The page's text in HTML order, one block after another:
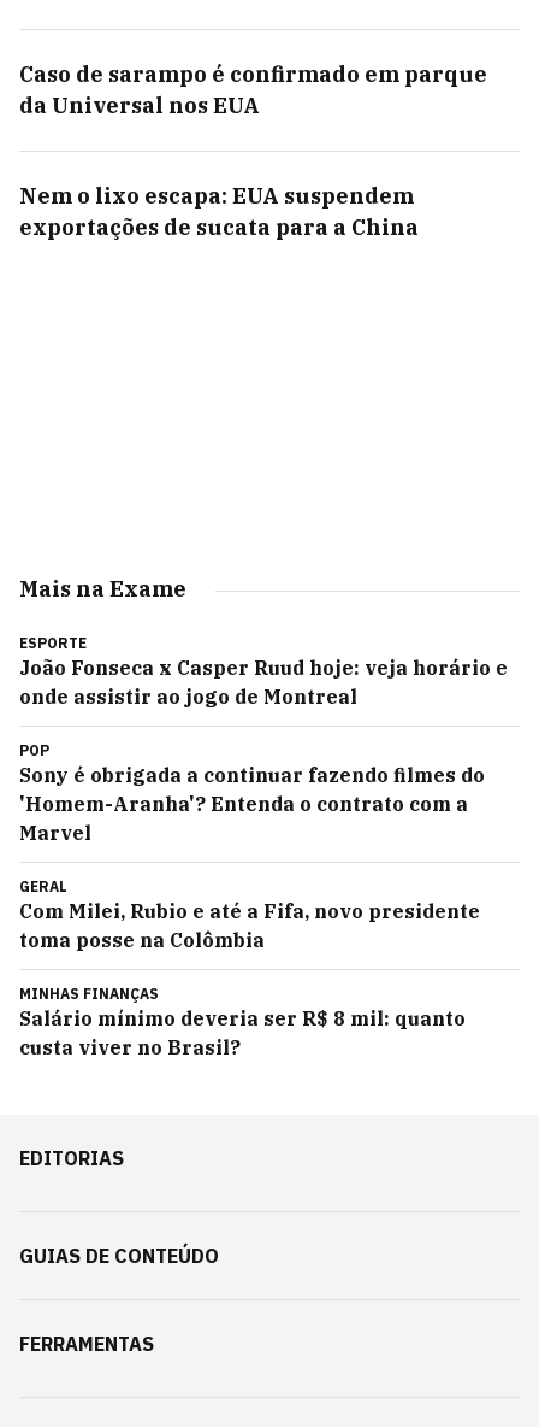
Caso de sarampo é confirmado em parque
da Universal nos EUA
Nem o lixo escapa: EUA suspendem
exportações de sucata para a China
Mais na Exame
ESPORTE
João Fonseca x Casper Ruud hoje: veja horário e
onde assistir ao jogo de Montreal
POP
Sony é obrigada a continuar fazendo filmes do
'Homem-Aranha'? Entenda o contrato com a
Marvel
GERAL
Com Milei, Rubio e até a Fifa, novo presidente
toma posse na Colômbia
MINHAS FINANÇAS
Salário mínimo deveria ser R$ 8 mil: quanto
custa viver no Brasil?
EDITORIAS
GUIAS DE CONTEÚDO
FERRAMENTAS